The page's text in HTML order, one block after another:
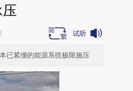
试听
已紧绷的能源系统极限施压